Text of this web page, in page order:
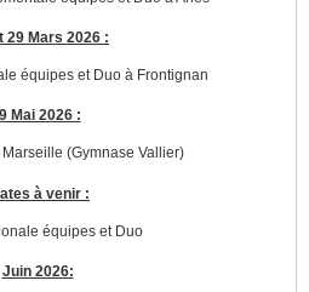
29 Mars 2026 :
équipes et Duo à Frontignan
9 Mai 2026 :
(Gymnase Vallier)
à venir :
équipes et Duo
Juin 2026: